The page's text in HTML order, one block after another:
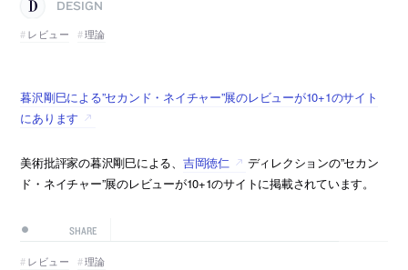
DESIGN
レビュー
理論
暮沢剛巳による”セカンド・ネイチャー”展のレビューが10+1のサイト
にあります
美術批評家の暮沢剛巳による、 吉岡徳仁
ディレクションの”セカン
ド・ネイチャー”展のレビューが10+1のサイトに掲載されています。
SHARE
レビュー 理論